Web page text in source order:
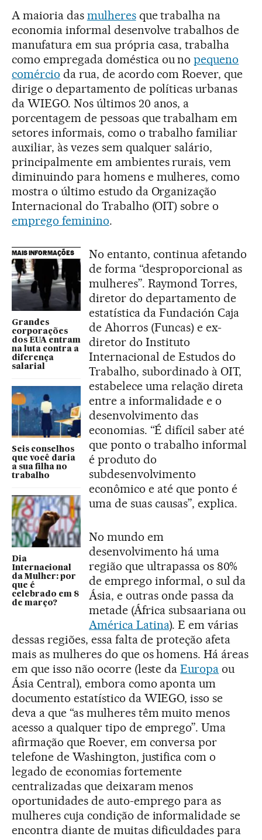
A maioria das mulheresque trabalha na
economia informal desenvolve trabalhos de
manufatura em sua própria casa, trabalha
como empregada doméstica ou nopequeno
comércio da rua, de acordo com Roever, que
dirige o departamento de políticas urbanas
da WIEGO. Nos últimos 20 anos, a
porcentagem de pessoas que trabalham em
setores informais, como o trabalho familiar
auxiliar, às vezes sem qualquer salário,
principalmente em ambientes rurais, vem
diminuindo para homens e mulheres, como
mostra o último estudo da Organização
Internacional do Trabalho (OIT) sobre o
emprego feminino.
MAIS INFORMAÇÕES
Grandes
corporações
dos EUA entram
na luta contra a
diferença
salarial
Seis conselhos
que você daria
a sua filha no
trabalho
Dia
Internacional
da Mulher: por
que é
celebrado em 8
de março?
No entanto, continua afetando
de forma “desproporcional as
mulheres”. Raymond Torres,
diretor do departamento de
estatística da Fundación Caja
de Ahorros (Funcas) e ex-
diretor do Instituto
Internacional de Estudos do
Trabalho, subordinado à OIT,
estabelece uma relação direta
entre a informalidade e o
desenvolvimento das
economias. “É difícil saber até
que ponto o trabalho informal
é produto do
subdesenvolvimento
econômico e até que ponto é
uma de suas causas”, explica.
No mundo em
desenvolvimento há uma
região que ultrapassa os 80%
de emprego informal, o sul da
Ásia, e outras onde passa da
metade (África subsaariana ou
América Latina). E em várias
dessas regiões, essa falta de proteção afeta
mais as mulheres do que os homens. Há áreas
em que isso não ocorre (leste daEuropa ou
Ásia Central), embora como aponta um
documento estatístico da WIEGO, isso se
deva a que “as mulheres têm muito menos
acesso a qualquer tipo de emprego”. Uma
afirmação que Roever, em conversa por
telefone de Washington, justifica com o
legado de economias fortemente
centralizadas que deixaram menos
oportunidades de auto-emprego para as
mulheres cuja condição de informalidade se
encontra diante de muitas dificuldades para